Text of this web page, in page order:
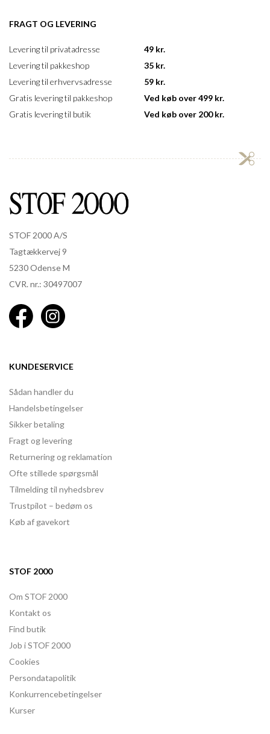
FRAGT OG LEVERING
Levering til privatadresse
Levering til pakkeshop
Levering til erhvervsadresse
Gratis levering til pakkeshop
Gratis levering til butik
49 kr.
35 kr.
59 kr.
Ved køb over 499 kr.
Ved køb over 200 kr.
STOF 2000 A/S
Tagtækkervej 9
5230 Odense M
CVR. nr.: 30497007
KUNDESERVICE
Sådan handler du
Handelsbetingelser
Sikker betaling
Fragt og levering
Returnering og reklamation
Ofte stillede spørgsmål
Tilmelding til nyhedsbrev
Trustpilot – bedøm os
Køb af gavekort
STOF 2000
Om STOF 2000
Kontakt os
Find butik
Job i STOF 2000
Cookies
Persondatapolitik
Konkurrencebetingelser
Kurser